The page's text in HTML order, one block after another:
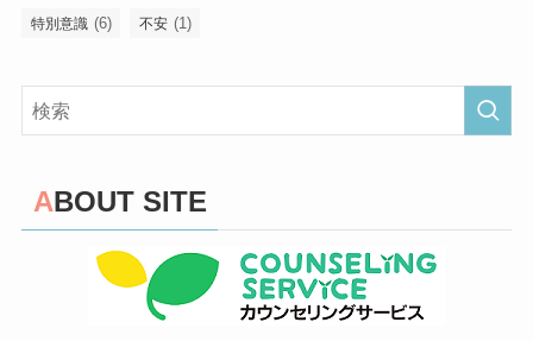
特別意識 (6) 不安 (1)
ABOUT SITE